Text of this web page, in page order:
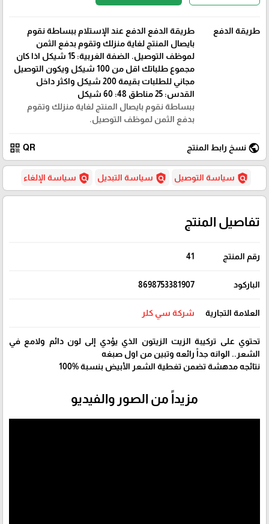
طريقة الدفع
طريقة الدفع الدفع عند الإستلام ببساطة نقوم
بايصال المنتج لغاية منزلك وتقوم بدفع الثمن
لموظف التوصيل. الضفة الغربية: 15 شيكل اذا كان
مجموع طلباتك اقل من 100 شيكل ويكون التوصيل
مجاني للطلبات بقيمة 200 شيكل واكثر داخل
القدس: 25 مناطق 48: 60 شيكل
ببساطة نقوم بايصال المنتج لغاية منزلك وتقوم
بدفع الثمن لموظف التوصيل.
public نسخ رابط المنتج QR
qr_code
policy سياسة التوصيل policy سياسة التبديل policy سياسة الإلغاء
تفاصيل المنتج
رقم المنتج 41
الباركود 8698753381907
العلامة التجارية شركة سي كلر
تحتوي على تركيبة الزيت الزيتون الذي يؤدي إلى لون دائم ولامع في
الشعر.. الوانه جداً رائعه وتبين من اول صبغه
نتائجه مدهشة تضمن تغطية الشعر الأبيض بنسبة %100
مزيداً من الصور والفيديو